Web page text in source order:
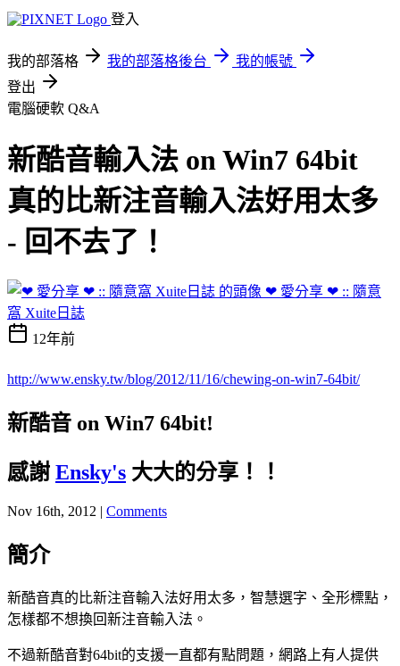
登入
我的部落格 我的部落格後台
我的帳號
登出
電腦硬軟 Q&A
新酷音輸入法 on Win7 64bit
真的比新注音輸入法好用太多
- 回不去了！
❤ 愛分享 ❤ :: 隨意
窩 Xuite日誌
12年前
http://www.ensky.tw/blog/2012/11/16/chewing-on-win7-64bit/
新酷音 on Win7 64bit!
感謝 Ensky's 大大的分享！！
Nov 16th, 2012 | Comments
簡介
新酷音真的比新注音輸入法好用太多，智慧選字、全形標點，
怎樣都不想換回新注音輸入法。
不過新酷音對64bit的支援一直都有點問題，網路上有人提供